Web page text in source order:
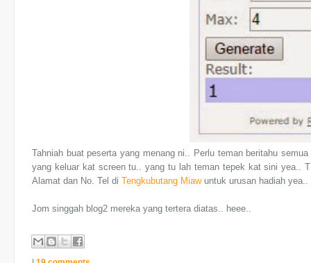
Tahniah buat peserta yang menang ni.. Perlu teman beritahu
yang keluar kat screen tu.. yang tu lah teman tepek kat sini yea..
Alamat dan No. Tel di Tengkubutang Miawuntuk urusan hadiah yea..
Jom singgah blog2 mereka yang tertera diatas.. heee..